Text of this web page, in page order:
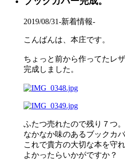
2019/08/31-新着情報-
こんばんは、本庄です。
ちょっと前から作ってたレ
完成しました。
ふたつ売れたので残り７つ。
なかなか味のあるブックカバ
これで貴方の大切な本を守
よかったらいかがですか？